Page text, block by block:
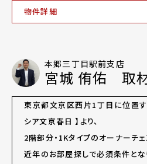
物件詳細
本郷三丁目駅前支店
宮城 侑佑 取
東京都文京区西片1丁目に位置す
シア文京春日 】より、
2階部分・1Kタイプのオーナーチ
近年のお部屋探しで必須条件とな